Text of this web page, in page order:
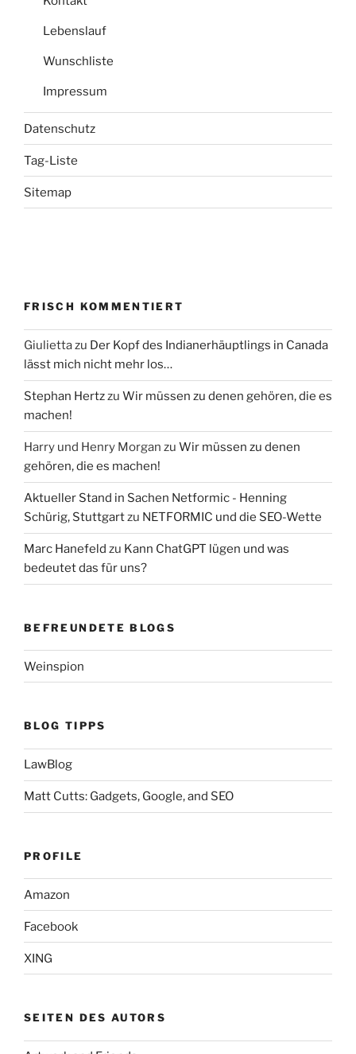
Lebenslauf
Wunschliste
Impressum
Datenschutz
Tag-Liste
Sitemap
FRISCH KOMMENTIERT
Giuliettazu Der Kopf des Indianerhäuptlings in Canada
lässt mich nicht mehr los…
Stephan Hertzzu Wir müssen zu denen gehören, die es
machen!
Harry und Henry Morgan zu Wir müssen zu denen
gehören, die es machen!
Aktueller Stand in Sachen Netformic - Henning
Schürig, Stuttgartzu NETFORMIC und die SEO-Wette
Marc Hanefeld zu Kann ChatGPT lügen und was
bedeutet das für uns?
BEFREUNDETE BLOGS
Weinspion
BLOG TIPPS
LawBlog
Matt Cutts: Gadgets, Google, and SEO
PROFILE
Amazon
Facebook
XING
SEITEN DES AUTORS